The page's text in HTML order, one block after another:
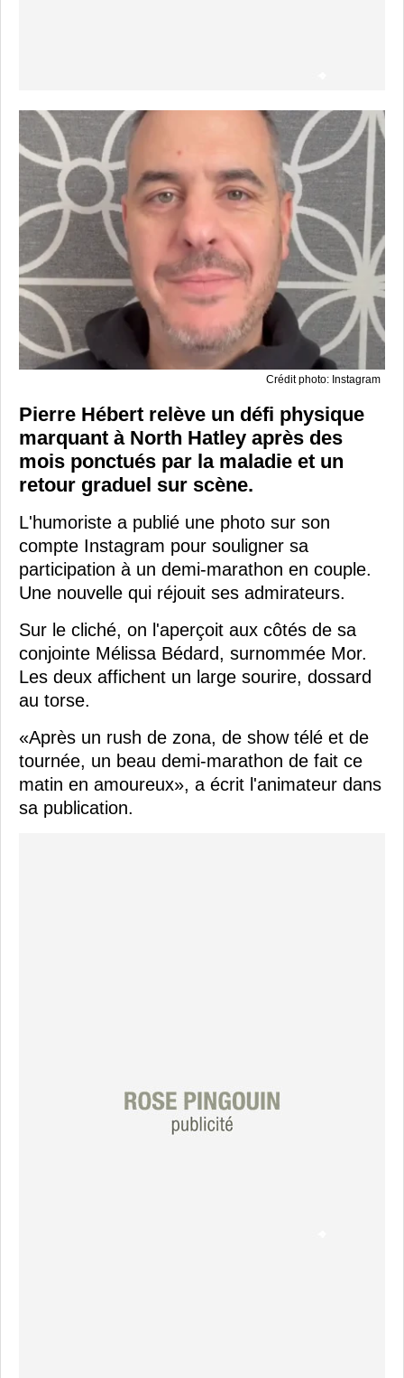
Crédit photo: Instagram
Pierre Hébert relève un défi physique
marquant à North Hatley après des
mois ponctués par la maladie et un
retour graduel sur scène.
L'humoriste a publié une photo sur son
compte Instagram pour souligner sa
participation à un demi-marathon en couple.
Une nouvelle qui réjouit ses admirateurs.
Sur le cliché, on l'aperçoit aux côtés de sa
conjointe Mélissa Bédard, surnommée Mor.
Les deux affichent un large sourire, dossard
au torse.
«Après un rush de zona, de show télé et de
tournée, un beau demi-marathon de fait ce
matin en amoureux», a écrit l'animateur dans
sa publication.